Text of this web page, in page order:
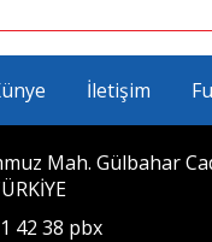
İletişim
Mah. Gülbahar
42 38 pbx